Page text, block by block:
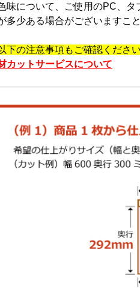
味について、ご使用のPC、
多少ある場合がございますこ
下の注意事項もご確認ください
カットサービスについて